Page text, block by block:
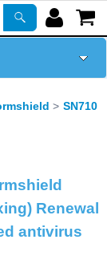
SN710
Renewal
antivirus